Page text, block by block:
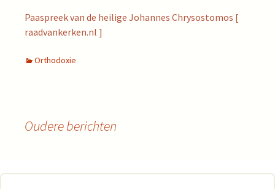
Paaspreek van de heilige Johannes Chrysostomos [
raadvankerken.nl ]
Orthodoxie
Oudere berichten